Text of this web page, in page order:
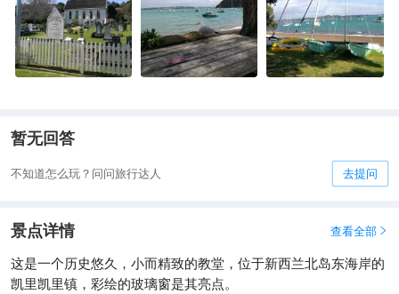
暂无回答
不知道怎么玩？问问旅行达人 去提问
景点详情 查看全部 
这是一个历史悠久，小而精致的教堂，位于新西兰北岛东海岸的
凯里凯里镇，彩绘的玻璃窗是其亮点。